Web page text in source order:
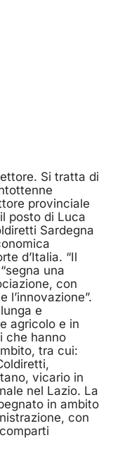
Si tratta di
provinciale
posto di Luca
Sardegna
d’Italia. “Il
una
con
l’innovazione”.
e
agricolo e in
che hanno
tra cui:
vicario in
nel Lazio. La
in ambito
con